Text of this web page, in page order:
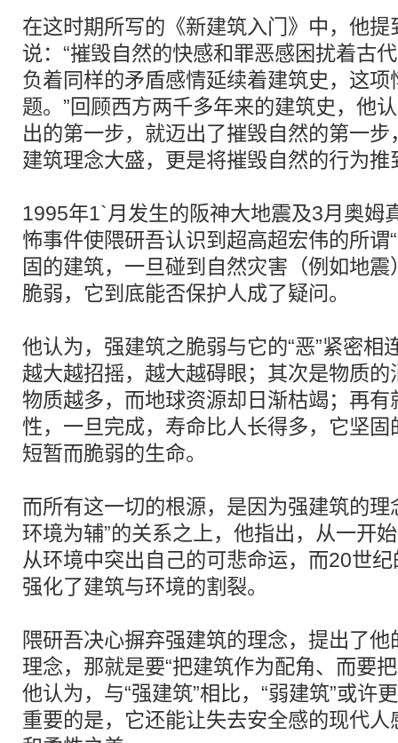
在这时期所写的《新建筑入门》中，他提
说：“摧毁自然的快感和罪恶感困扰着古
负着同样的矛盾感情延续着建筑史，这
题。”回顾西方两千多年来的建筑史，他
出的第一步，就迈出了摧毁自然的第一
建筑理念大盛，更是将摧毁自然的行为推
1995年1`月发生的阪神大地震及3月奥姆
怖事件使隈研吾认识到超高超宏伟的所谓
固的建筑，一旦碰到自然灾害（例如地
脆弱，它到底能否保护人成了疑问。
他认为，强建筑之脆弱与它的“恶”紧密相
越大越招摇，越大越碍眼；其次是物质
物质越多，而地球资源却日渐枯竭；再
性，一旦完成，寿命比人长得多，它坚
短暂而脆弱的生命。
而所有这一切的根源，是因为强建筑的理
环境为辅”的关系之上，他指出，从一开
从环境中突出自己的可悲命运，而20世
强化了建筑与环境的割裂。
隈研吾决心摒弃强建筑的理念，提出了他
理念，那就是要“把建筑作为配角、而要
他认为，与“强建筑”相比，“弱建筑”或许
重要的是，它还能让失去安全感的现代